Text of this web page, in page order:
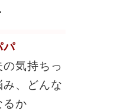
パ
気持ちっ
、どんな
か